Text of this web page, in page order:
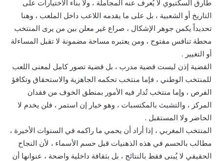
طارق السكتيوي لا يُعرف عنه المجاملة ، ولا بناء الاختيارات على
التاريخ أو الشعبية ، بل على ما يقدمه اللاعب داخل الملعب ، وهنا
تحديداً يكمن جوهر الإشكال ، صراع غير معلن بين من يرى المنتخب
محطة تنافس مفتوح ، ومن يعتبره مساحة مضمونة لا تقبل المساءلة
أو التغيير .
القضية إذن ليست قضية مدرب ، بل قضية تصور كامل لمعنى اللعب
للمنتخب الوطني ، فإما منتخب تحكمه الجاهزية والاستحقاق وتكافؤ
الفرص ، وإما منتخب تُدار فيه الأمور بمنطق الخوف من فقدان
المركز ، والتشبث بالمكتسبات ، وهو خيار إن استمر ، فلن يخدم لا
الحاضر ولا المستقبل .
المنتخب المغربي ، إذا أراد أن يحمي ما راكمه في السنوات الأخيرة ،
مطالب بالحسم في هذه الذهنيات قبل حسم الأسماء ، لأن النجاح
الحقيقي لا يُبنى فقط بالنتائج ، بل بثقافة داخلية واضحة ، عنوانها أن